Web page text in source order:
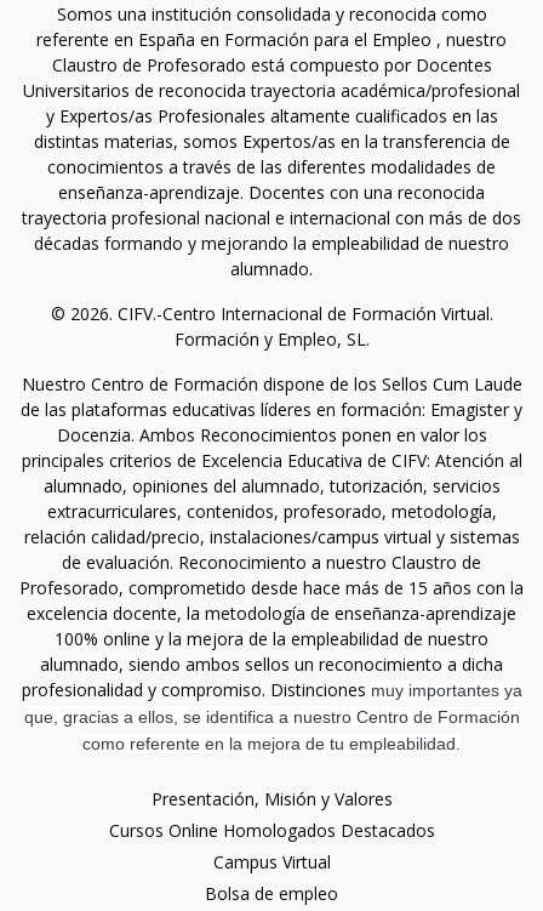
Somos una institución consolidada y reconocida como
referente en España en Formación para el Empleo , nuestro
Claustro de Profesorado está compuesto por Docentes
Universitarios de reconocida trayectoria académica/profesional
y Expertos/as Profesionales altamente cualificados en las
distintas materias, somos Expertos/as en la transferencia de
conocimientos a través de las diferentes modalidades de
enseñanza-aprendizaje. Docentes con una reconocida
trayectoria profesional nacional e internacional con más de dos
décadas formando y mejorando la empleabilidad de nuestro
alumnado.
© 2026. CIFV.-Centro Internacional de Formación Virtual.
Formación y Empleo, SL.
Nuestro Centro de Formación dispone de los Sellos Cum Laude
de las plataformas educativas líderes en formación: Emagister y
Docenzia. Ambos Reconocimientos ponen en valor los
principales criterios de Excelencia Educativa de CIFV: Atención al
alumnado, opiniones del alumnado, tutorización, servicios
extracurriculares, contenidos, profesorado, metodología,
relación calidad/precio, instalaciones/campus virtual y sistemas
de evaluación. Reconocimiento a nuestro Claustro de
Profesorado, comprometido desde hace más de 15 años con la
excelencia docente, la metodología de enseñanza-aprendizaje
100% online y la mejora de la empleabilidad de nuestro
alumnado, siendo ambos sellos un reconocimiento a dicha
profesionalidad y compromiso. Distinciones muy importantes ya
que, gracias a ellos, se identifica a nuestro Centro de Formación
como referente en la mejora de tu empleabilidad.
Presentación, Misión y Valores
Cursos Online Homologados Destacados
Campus Virtual
Bolsa de empleo